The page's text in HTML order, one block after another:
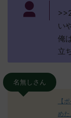
い
俺
立
名無しさん
【
め